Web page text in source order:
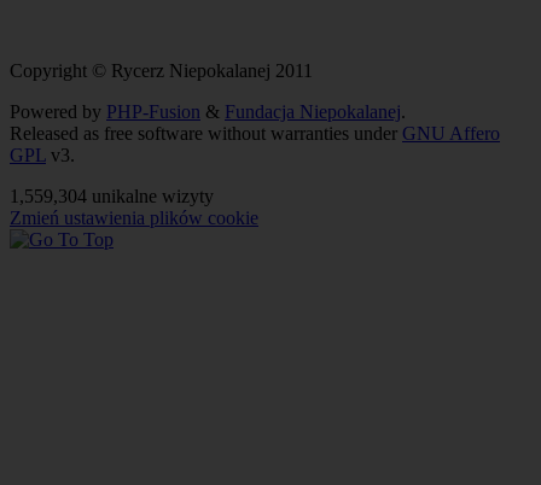
Copyright © Rycerz Niepokalanej 2011
Powered by PHP-Fusion & Fundacja Niepokalanej.
Released as free software without warranties under GNU Affero
GPL v3.
1,559,304 unikalne wizyty
Zmień ustawienia plików cookie